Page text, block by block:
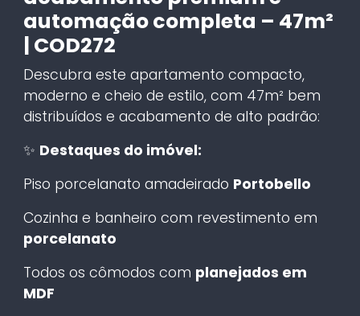
automação completa – 47m²
| COD272
Descubra este apartamento compacto,
moderno e cheio de estilo, com 47m² bem
distribuídos e acabamento de alto padrão:
✨ Destaques do imóvel:
Piso porcelanato amadeirado Portobello
Cozinha e banheiro com revestimento em
porcelanato
Todos os cômodos com planejados em
MDF